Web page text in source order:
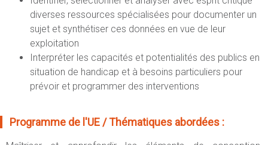
diverses ressources spécialisées pour documenter un
sujet et synthétiser ces données en vue de leur
exploitation
Interpréter les capacités et potentialités des publics en
situation de handicap et à besoins particuliers pour
prévoir et programmer des interventions
Programme de l'UE / Thématiques abordées :